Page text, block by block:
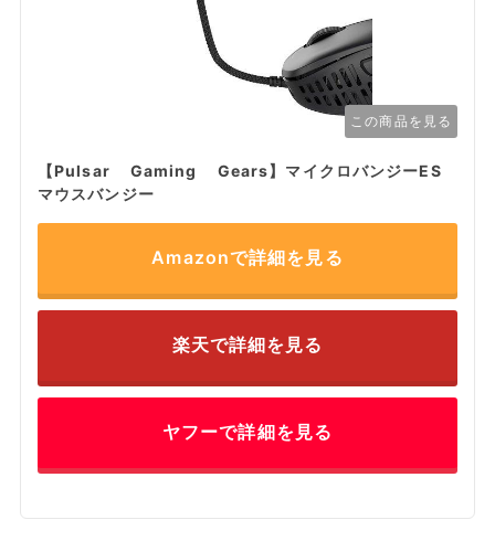
この商品を見る
【Pulsar Gaming Gears】マイクロバンジーES
マウスバンジー
Amazonで詳細を見る
楽天で詳細を見る
ヤフーで詳細を見る